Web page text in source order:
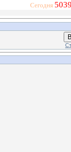
Сегодня